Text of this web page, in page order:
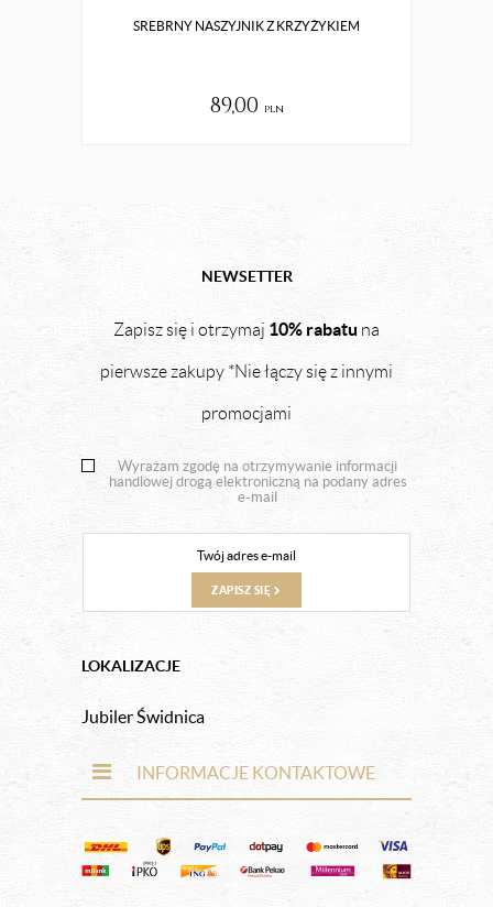
SREBRNY NASZYJNIK Z KRZYŻYKIEM
89,00 pln
NEWSETTER
Zapisz się i otrzymaj 10% rabatu na
pierwsze zakupy *Nie łączy się z innymi
promocjami
Wyrażam zgodę na otrzymywanie informacji
handlowej drogą elektroniczną na podany adres
e-mail
ZAPISZ SIĘ
LOKALIZACJE
Jubiler Świdnica
INFORMACJE KONTAKTOWE